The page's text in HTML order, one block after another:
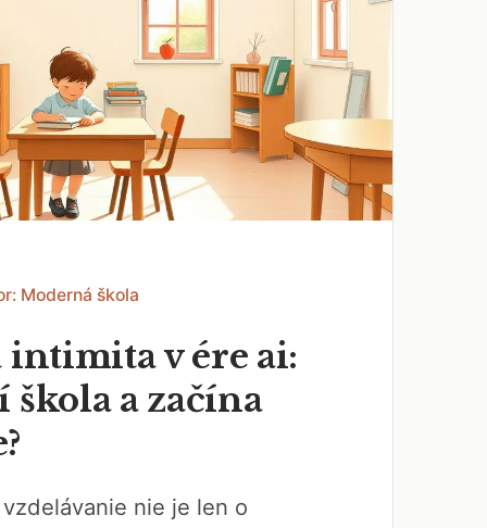
Moderná škola
v ére ai:
škola a začína
nie je len o